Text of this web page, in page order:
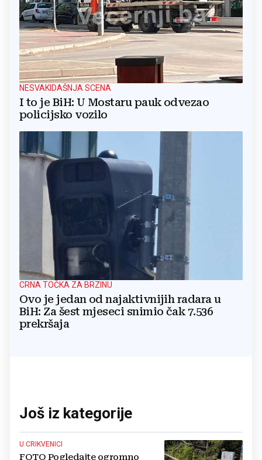
NESVAKIDAŠNJA SCENA
I to je BiH: U Mostaru pauk odvezao
policijsko vozilo
CRNA TOČKA ZA BRZINU
Ovo je jedan od najaktivnijih radara u
BiH: Za šest mjeseci snimio čak 7.536
prekršaja
Još iz kategorije
U CRIKVENICI
FOTO Pogledajte ogromno